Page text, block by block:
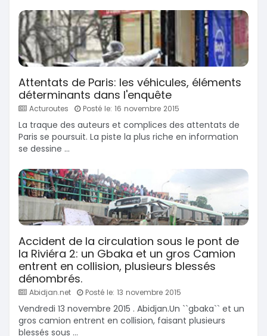
Attentats de Paris: les véhicules, éléments
déterminants dans l'enquête
Acturoutes Posté le: 16 novembre 2015
La traque des auteurs et complices des attentats de
Paris se poursuit. La piste la plus riche en information
se dessine ...
Accident de la circulation sous le pont de
la Riviéra 2: un Gbaka et un gros Camion
entrent en collision, plusieurs blessés
dénombrés.
Abidjan.net Posté le: 13 novembre 2015
Vendredi 13 novembre 2015 . Abidjan.Un ``gbaka`` et un
gros camion entrent en collision, faisant plusieurs
blessés sous ...